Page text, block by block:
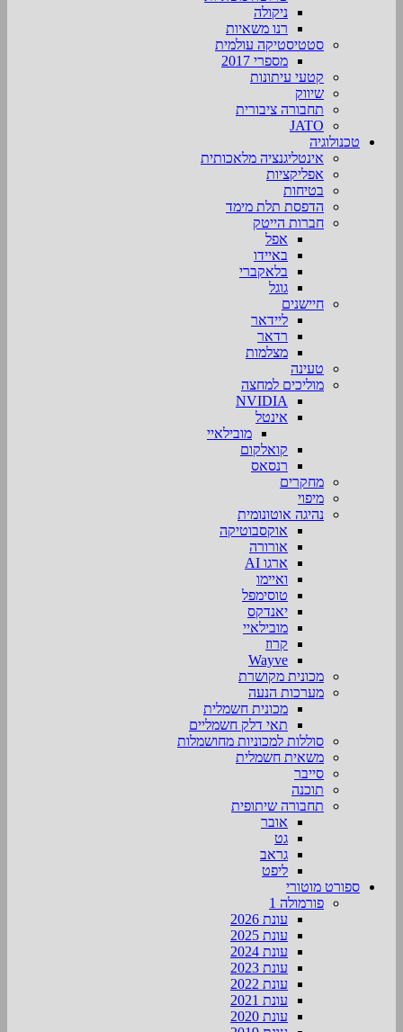
ניקולה
רנו משאיות
סטטיסטיקה עולמית
מספרי 2017
קטעי עיתונות
שיווק
תחבורה ציבורית
JATO
טכנולוגיה
אינטליגנציה מלאכותית
אפליקציות
בטיחות
הדפסת תלת מימד
חברות הייטק
אפל
באיידו
בלאקברי
גוגל
חיישנים
ליידאר
רדאר
מצלמות
טעינה
מוליכים למחצה
NVIDIA
אינטל
מובילאיי
קואלקום
רנסאס
מחקרים
מיפוי
נהיגה אוטונומית
אוקסבוטיקה
אורורה
ארגו AI
ואיימו
טוסימפל
יאנדקס
מובילאיי
קרוז
Wayve
מכונית מקושרת
מערכות הנעה
מכונית חשמלית
תאי דלק חשמליים
סוללות למכוניות מחושמלות
משאית חשמלית
סייבר
תוכנה
תחבורה שיתופית
אובר
גט
גראב
ליפט
ספורט מוטורי
פורמולה 1
עונת 2026
עונת 2025
עונת 2024
עונת 2023
עונת 2022
עונת 2021
עונת 2020